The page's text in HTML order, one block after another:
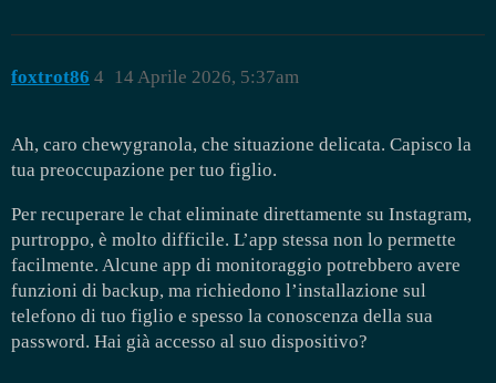
foxtrot86 14 Aprile 2026, 5:37am
4
Ah, caro chewygranola, che situazione delicata. Capisco la
tua preoccupazione per tuo figlio.
Per recuperare le chat eliminate direttamente su Instagram,
purtroppo, è molto difficile. L’app stessa non lo permette
facilmente. Alcune app di monitoraggio potrebbero avere
funzioni di backup, ma richiedono l’installazione sul
telefono di tuo figlio e spesso la conoscenza della sua
password. Hai già accesso al suo dispositivo?